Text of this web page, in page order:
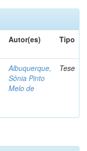
Autor(es) Tipo
Albuquerque,
Sônia Pinto
Melo de
Tese